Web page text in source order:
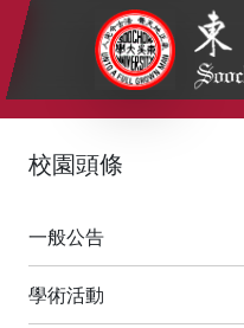
:::
校園頭條
一般公告
學術活動